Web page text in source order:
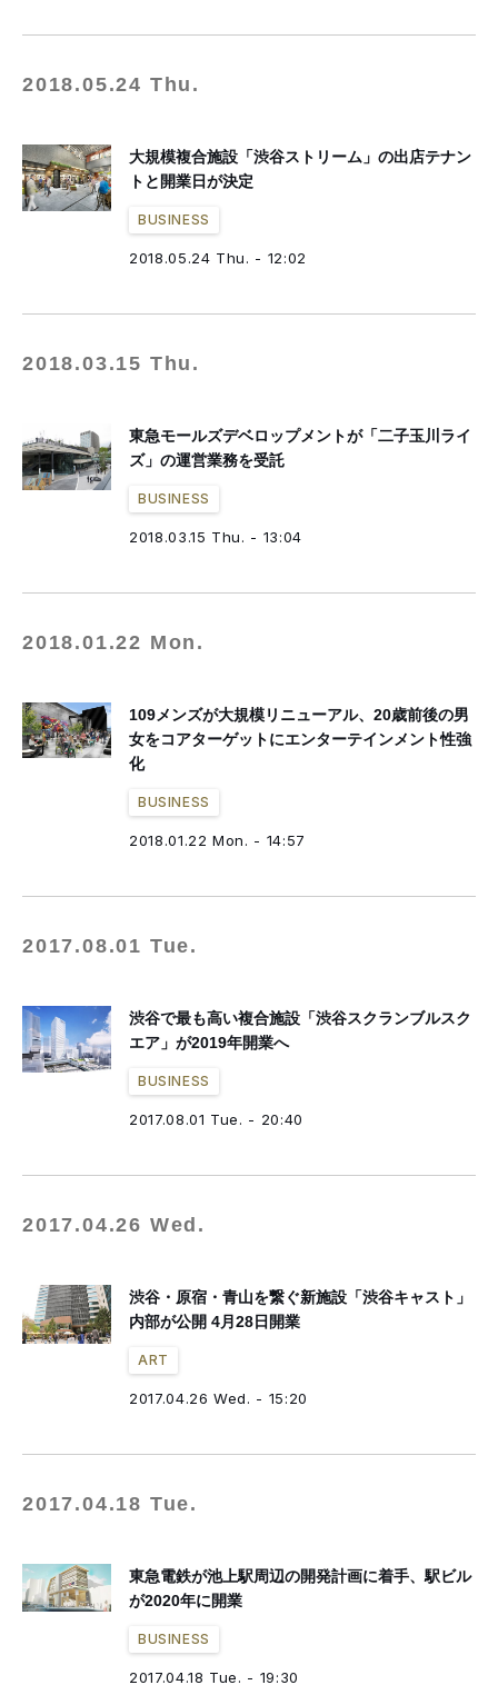
2018.05.24 Thu.
大規模複合施設「渋谷ストリーム」の出店テナン
トと開業日が決定
BUSINESS
2018.05.24 Thu. - 12:02
2018.03.15 Thu.
東急モールズデベロップメントが「二子玉川ライ
ズ」の運営業務を受託
BUSINESS
2018.03.15 Thu. - 13:04
2018.01.22 Mon.
109メンズが大規模リニューアル、20歳前後の男
女をコアターゲットにエンターテインメント性強
化
BUSINESS
2018.01.22 Mon. - 14:57
2017.08.01 Tue.
渋谷で最も高い複合施設「渋谷スクランブルスク
エア」が2019年開業へ
BUSINESS
2017.08.01 Tue. - 20:40
2017.04.26 Wed.
渋谷・原宿・青山を繋ぐ新施設「渋谷キャスト」
内部が公開 4月28日開業
ART
2017.04.26 Wed. - 15:20
2017.04.18 Tue.
東急電鉄が池上駅周辺の開発計画に着手、駅ビル
が2020年に開業
BUSINESS
2017.04.18 Tue. - 19:30